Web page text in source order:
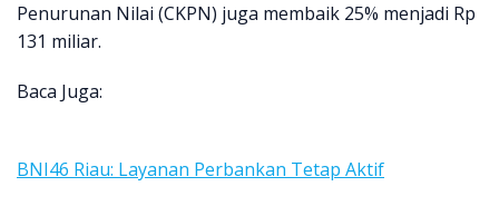
Penurunan Nilai (CKPN) juga membaik 25% menjadi Rp
131 miliar.
Baca Juga:
BNI46 Riau: Layanan Perbankan Tetap Aktif